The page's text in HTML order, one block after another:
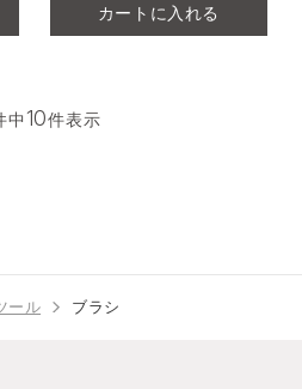
カートに入れる
中10件表示
ール ブラシ